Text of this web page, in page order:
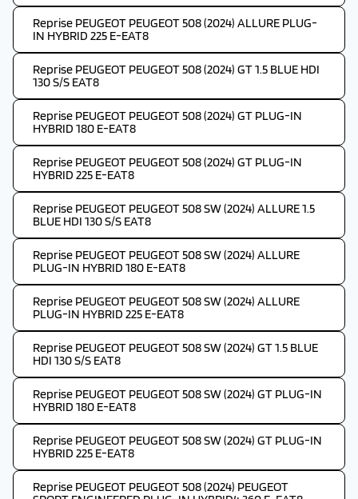
Reprise PEUGEOT PEUGEOT 508 (2024) ALLURE PLUG-
IN HYBRID 225 E-EAT8
Reprise PEUGEOT PEUGEOT 508 (2024) GT 1.5 BLUE HDI
130 S/S EAT8
Reprise PEUGEOT PEUGEOT 508 (2024) GT PLUG-IN
HYBRID 180 E-EAT8
Reprise PEUGEOT PEUGEOT 508 (2024) GT PLUG-IN
HYBRID 225 E-EAT8
Reprise PEUGEOT PEUGEOT 508 SW (2024) ALLURE 1.5
BLUE HDI 130 S/S EAT8
Reprise PEUGEOT PEUGEOT 508 SW (2024) ALLURE
PLUG-IN HYBRID 180 E-EAT8
Reprise PEUGEOT PEUGEOT 508 SW (2024) ALLURE
PLUG-IN HYBRID 225 E-EAT8
Reprise PEUGEOT PEUGEOT 508 SW (2024) GT 1.5 BLUE
HDI 130 S/S EAT8
Reprise PEUGEOT PEUGEOT 508 SW (2024) GT PLUG-IN
HYBRID 180 E-EAT8
Reprise PEUGEOT PEUGEOT 508 SW (2024) GT PLUG-IN
HYBRID 225 E-EAT8
Reprise PEUGEOT PEUGEOT 508 (2024) PEUGEOT